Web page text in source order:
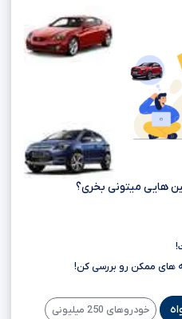
هایی میتونی بخری؟
های ممکن رو بررسی کن!
خودروهای 250 میلیونی